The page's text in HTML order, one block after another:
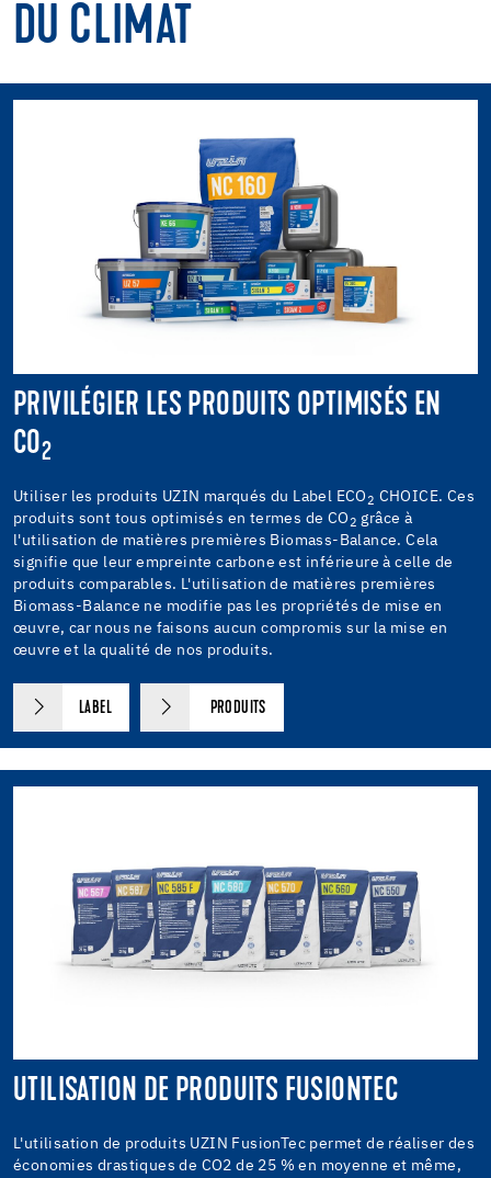
DU CLIMAT
PRIVILÉGIER LES PRODUITS OPTIMISÉS EN
CO2
Utiliser les produits UZIN marqués du Label ECO 2 CHOICE. Ces
produits sont tous optimisés en termes de CO 2 grâce à
l'utilisation de matières premières Biomass-Balance. Cela
signifie que leur empreinte carbone est inférieure à celle de
produits comparables. L'utilisation de matières premières
Biomass-Balance ne modifie pas les propriétés de mise en
œuvre, car nous ne faisons aucun compromis sur la mise en
œuvre et la qualité de nos produits.
LABEL PRODUITS
UTILISATION DE PRODUITS FUSIONTEC
L'utilisation de produits UZIN FusionTec permet de réaliser des
économies drastiques de CO2 de 25 % en moyenne et même,